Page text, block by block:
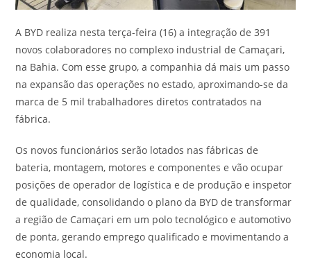
A BYD realiza nesta terça-feira (16) a integração de 391
novos colaboradores no complexo industrial de Camaçari,
na Bahia. Com esse grupo, a companhia dá mais um passo
na expansão das operações no estado, aproximando-se da
marca de 5 mil trabalhadores diretos contratados na
fábrica.
Os novos funcionários serão lotados nas fábricas de
bateria, montagem, motores e componentes e vão ocupar
posições de operador de logística e de produção e inspetor
de qualidade, consolidando o plano da BYD de transformar
a região de Camaçari em um polo tecnológico e automotivo
de ponta, gerando emprego qualificado e movimentando a
economia local.